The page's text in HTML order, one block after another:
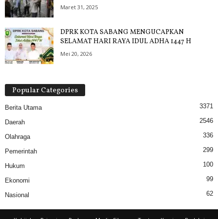
Maret 31, 2025
DPRK KOTA SABANG MENGUCAPKAN
SELAMAT HARI RAYA IDUL ADHA 1447 H
Mei 20, 2026
Popular Categories
Berita Utama 3371
Daerah 2546
Olahraga 336
Pemerintah 299
Hukum 100
Ekonomi 99
Nasional 62